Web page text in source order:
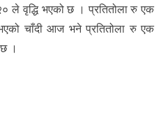
ले वृद्धि भएको छ । प्रतितोला रु एक
चाँदी आज भने प्रतितोला रु एक
।